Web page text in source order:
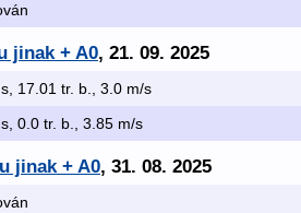
jinak + A0, 21. 09. 2025
17.01 tr. b., 3.0 m/s
0.0 tr. b., 3.85 m/s
jinak + A0, 31. 08. 2025